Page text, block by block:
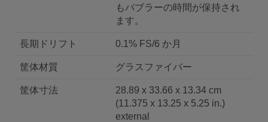
もバブラーの時間が保持され
ます。
長期ドリフト 0.1% FS/6 か月
筐体材質 グラスファイバー
筐体寸法
28.89 x 33.66 x 13.34 cm
(11.375 x 13.25 x 5.25 in.)
external